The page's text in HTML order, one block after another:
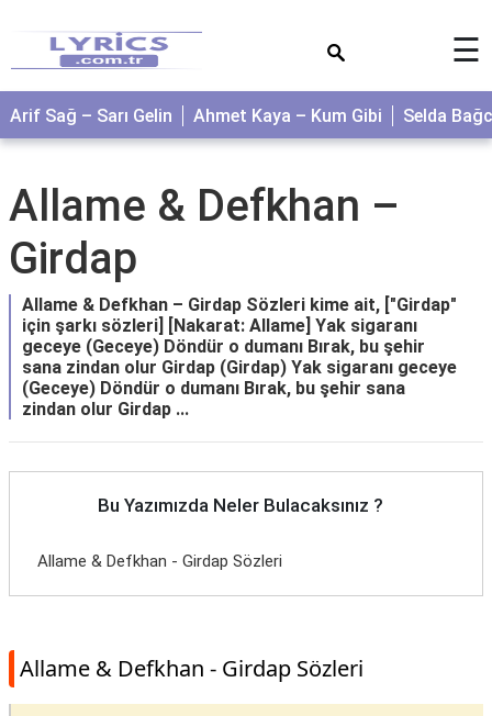
☰
Arif Sağ – Sarı Gelin Ahmet Kaya – Kum Gibi Selda
Allame & Defkhan –
Girdap
Allame & Defkhan – Girdap Sözleri kime ait, ["Girdap"
için şarkı sözleri] [Nakarat: Allame] Yak sigaranı
geceye (Geceye) Döndür o dumanı Bırak, bu şehir
sana zindan olur Girdap (Girdap) Yak sigaranı geceye
(Geceye) Döndür o dumanı Bırak, bu şehir sana
zindan olur Girdap ...
Bu Yazımızda Neler Bulacaksınız ?
Allame & Defkhan - Girdap Sözleri
Allame & Defkhan - Girdap Sözleri